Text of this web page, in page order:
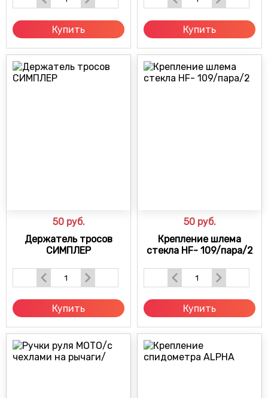
Купить Купить
50 руб.
Держатель тросов
СИМПЛЕР
Купить
50 руб.
Крепление шлема
стекла HF- 109/пара/2
Купить